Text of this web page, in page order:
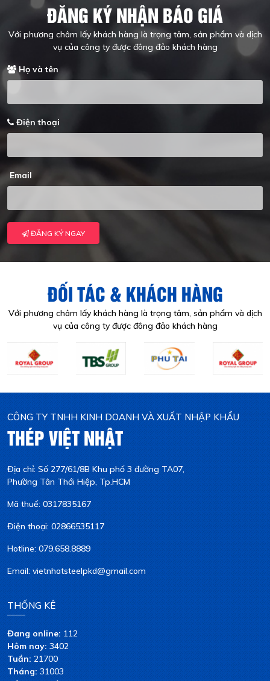
ĐĂNG KÝ NHẬN BÁO GIÁ
Với phương châm lấy khách hàng là trọng tâm, sản phẩm và dịch
vụ của công ty được đông đảo khách hàng
Họ và tên
Điện thoại
Email
ĐĂNG KÝ NGAY
ĐỐI TÁC & KHÁCH HÀNG
Với phương châm lấy khách hàng là trọng tâm, sản phẩm và dịch
vụ của công ty được đông đảo khách hàng
CÔNG TY TNHH KINH DOANH VÀ XUẤT NHẬP KHẨU
THÉP VIỆT NHẬT
Địa chỉ: Số 277/61/8B Khu phố 3 đường TA07,
Phường Tân Thới Hiệp, Tp.HCM
Mã thuế: 0317835167
Điện thoại: 02866535117
Hotline: 079.658.8889
Email: vietnhatsteelpkd@gmail.com
THỐNG KÊ
Đang online:112
Hôm nay:3402
Tuần:21700
Tháng:31003